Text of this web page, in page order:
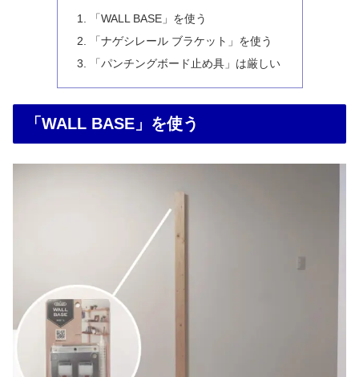
「WALL BASE」を使う
「ナゲシレール ブラケット」を使う
「パンチングボード止め具」は厳しい
「WALL BASE」を使う